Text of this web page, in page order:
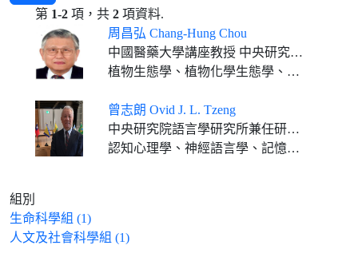
第 1-2 項，共 2 項資料.
周昌弘 Chang-Hung Chou
中國醫藥大學講座教授 中央研究院通信研究員 臺灣大學特聘講座 中山大學講座教授 中興大學講座教授 成功大學客座特聘講座 屏東科技大學終身講座教授
植物生態學、植物化學生態學、分子生態學
曾志朗 Ovid J. L. Tzeng
中央研究院語言學研究所兼任研究員
認知心理學、神經語言學、記憶、閱讀歷程及注意
組別
生命科學組 (1)
人文及社會科學組 (1)